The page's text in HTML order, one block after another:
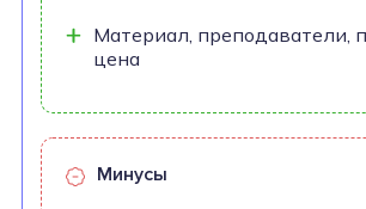
Материал, преподаватели,
цена
Минусы